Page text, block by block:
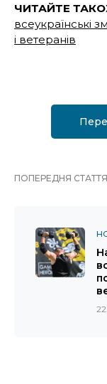
ЧИТАЙТЕ
всеукраїнські
і ветеранів
ПОПЕРЕДНЯ СТАТТЯ